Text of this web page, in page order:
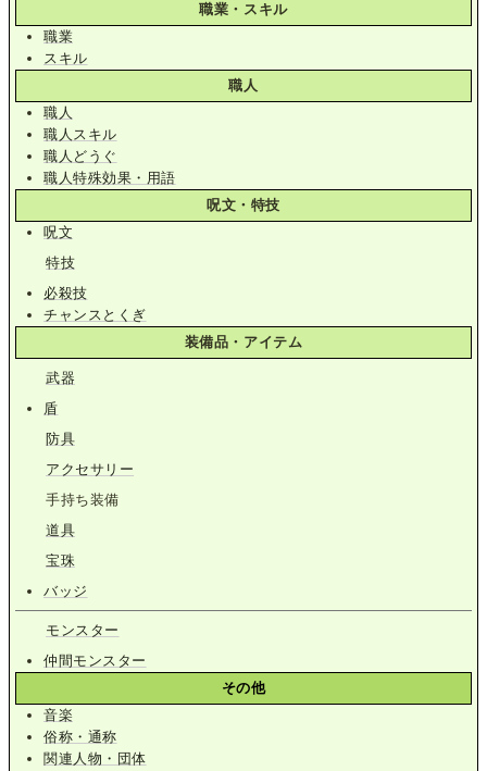
職業・スキル
職業
スキル
職人
職人
職人スキル
職人どうぐ
職人特殊効果・用語
呪文・特技
呪文
特技
必殺技
チャンスとくぎ
装備品・アイテム
武器
盾
防具
アクセサリー
手持ち装備
道具
宝珠
バッジ
モンスター
仲間モンスター
その他
音楽
俗称・通称
関連人物・団体